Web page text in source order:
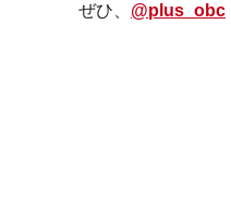
ぜひ、 @plus_obc